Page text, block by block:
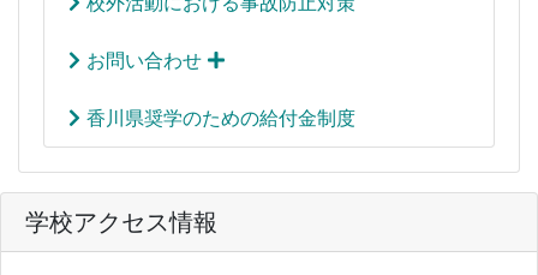
お問い合わせ
香川県奨学のための給付金制度
学校アクセス情報